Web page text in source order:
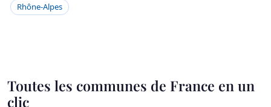
Rhône-Alpes
Toutes les communes de France en un
clic